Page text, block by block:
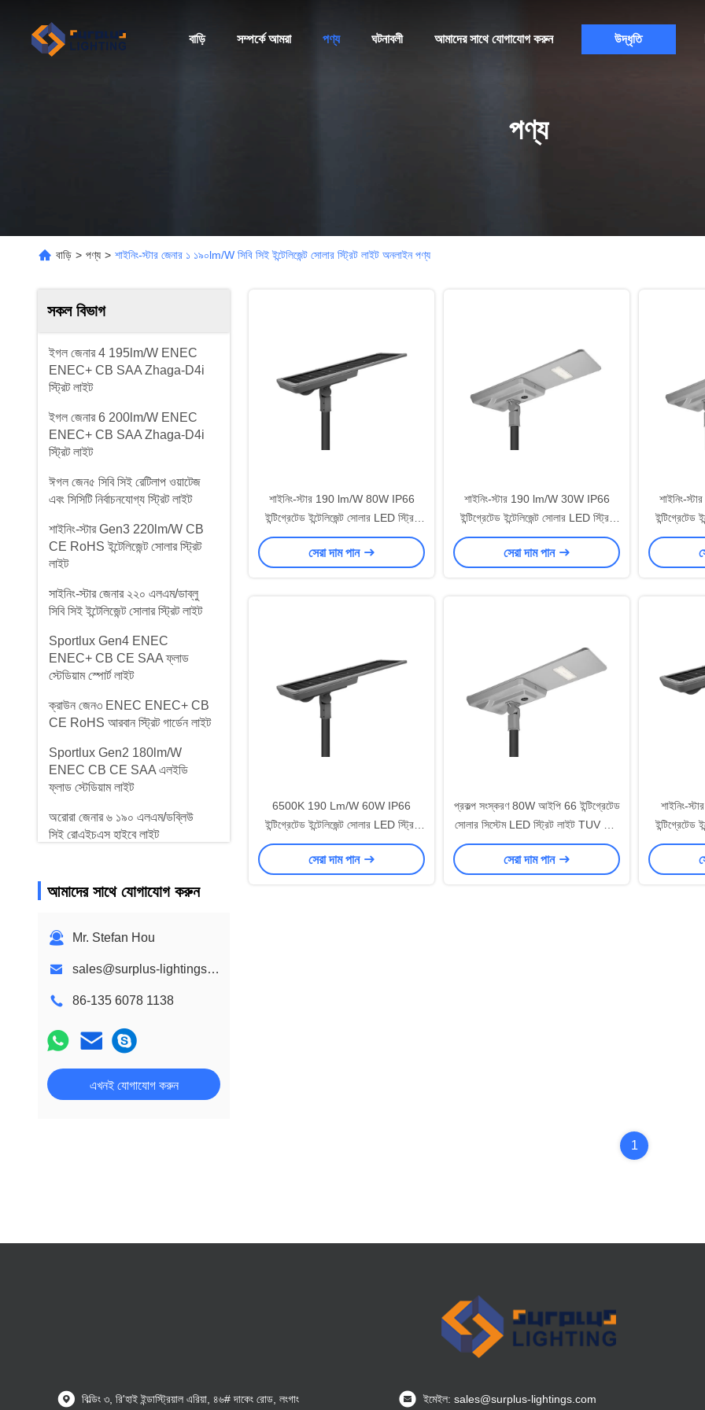
বাড়ি সম্পর্কে আমরা পণ্য ঘটনাবলী আমাদের সাথে যোগাযোগ করুন উদ্ধৃতি
পণ্য
বাড়ি > পণ্য > শাইনিং-স্টার জেনার ১ ১৯০lm/W সিবি সিই ইন্টেলিজেন্ট সোলার স্ট্রিট লাইট অনলাইন পণ্য
সকল বিভাগ
ইগল জেনার 4 195lm/W ENEC
ENEC+ CB SAA Zhaga-D4i
স্ট্রিট লাইট
ইগল জেনার 6 200lm/W ENEC
ENEC+ CB SAA Zhaga-D4i
স্ট্রিট লাইট
ঈগল জেন৫ সিবি সিই রেটিলাপ ওয়াটেজ
এবং সিসিটি নির্বাচনযোগ্য স্ট্রিট লাইট
শাইনিং-স্টার Gen3 220lm/W CB
CE RoHS ইন্টেলিজেন্ট সোলার স্ট্রিট
লাইট
সাইনিং-স্টার জেনার ২২০ এলএম/ডাব্লু
সিবি সিই ইন্টেলিজেন্ট সোলার স্ট্রিট লাইট
Sportlux Gen4 ENEC
ENEC+ CB CE SAA ফ্লাড
স্টেডিয়াম স্পোর্ট লাইট
ক্রাউন জেন৩ ENEC ENEC+ CB
CE RoHS আরবান স্ট্রিট গার্ডেন লাইট
Sportlux Gen2 180lm/W
ENEC CB CE SAA এলইডি
ফ্লাড স্টেডিয়াম লাইট
অরোরা জেনার ৬ ১৯০ এলএম/ডব্লিউ
সিই রোএইচএস হাইবে লাইট
CE SAA INMETRO স্ট্রিট লাইট
৩০০W-১০০০W সিবি সিই এসএএ
স্টেডিয়াম লাইট
এলইডি ফ্লাড স্টেডিয়াম লাইট
ঈগল জেনার ২ 170lm/W CB সিই
RoHS ইন্টেলিজেন্ট LED স্ট্রিট লাইট
RoHS 500W-1500W LED
শক্তি-সর্বোচ্চ 210lm/W CB CE
আমাদের সাথে যোগাযোগ করুন
Mr. Stefan Hou
sales@surplus-lightings.com
86-135 6078 1138
এখনই যোগাযোগ করুন
শাইনিং-স্টার 190 lm/W 80W IP66
ইন্টিগ্রেটেড ইন্টেলিজেন্ট সোলার LED স্ট্রিট
লাইট TUV CB CE SAA অনুমোদিত
বহিরঙ্গন আলো
সেরা দাম পান
শাইনিং-স্টার 190 lm/W 30W IP66
ইন্টিগ্রেটেড ইন্টেলিজেন্ট সোলার LED স্ট্রিট
লাইট TUV CB CE SAA অনুমোদিত
বহিরঙ্গন আলো
সেরা দাম পান
শাইনিং-
ইন্টিগ্রেটেড
লাইট
6500K 190 Lm/W 60W IP66
ইন্টিগ্রেটেড ইন্টেলিজেন্ট সোলার LED স্ট্রিট
লাইট 6 ঘন্টা চার্জ সময়
সেরা দাম পান
প্রকল্প সংস্করণ 80W আইপি 66 ইন্টিগ্রেটেড
সোলার সিস্টেম LED স্ট্রিট লাইট TUV CB
CE SAA SASO সার্টিফাইড অল ইন ওয়ান
সেরা দাম পান
শাইনিং-
ইন্টিগ্রেটেড
লাইট
1
বিল্ডিং ৩, রি'হাই ইন্ডাস্ট্রিয়াল এরিয়া, ৪৬# দাকেং রোড, লংগাং ইমেইল: sales@surplus-lightings.com